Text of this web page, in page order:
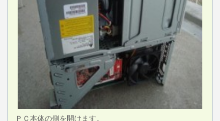
ＰＣ本体の側を開けます。